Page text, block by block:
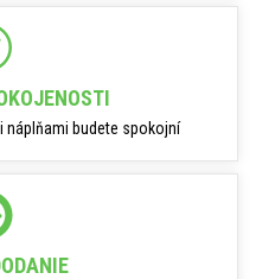
náplňami budete spokojní